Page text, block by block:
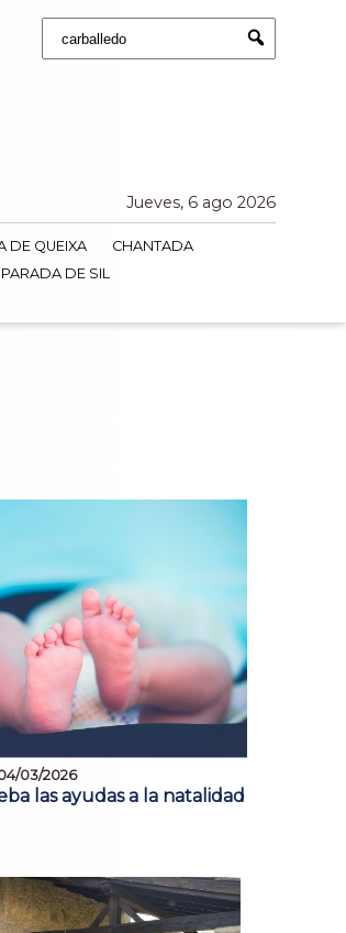
Submit
Jueves, 6 ago 2026
DE QUEIXA
CHANTADA
PARADA DE SIL
03/2026
las ayudas a la natalidad